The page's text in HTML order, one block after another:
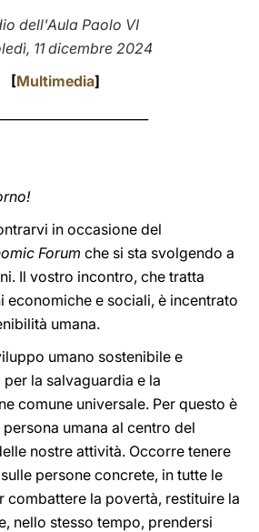
dell'Aula Paolo VI
11 dicembre 2024
[Multimedia]
in occasione del
Forum che si sta svolgendo a
Il vostro incontro, che tratta
economiche e sociali, è incentrato
umana.
umano sostenibile e
la salvaguardia e la
comune universale. Per questo è
umana al centro del
nostre attività. Occorre tenere
persone concrete, in tutte le
combattere la povertà, restituire la
nello stesso tempo, prendersi